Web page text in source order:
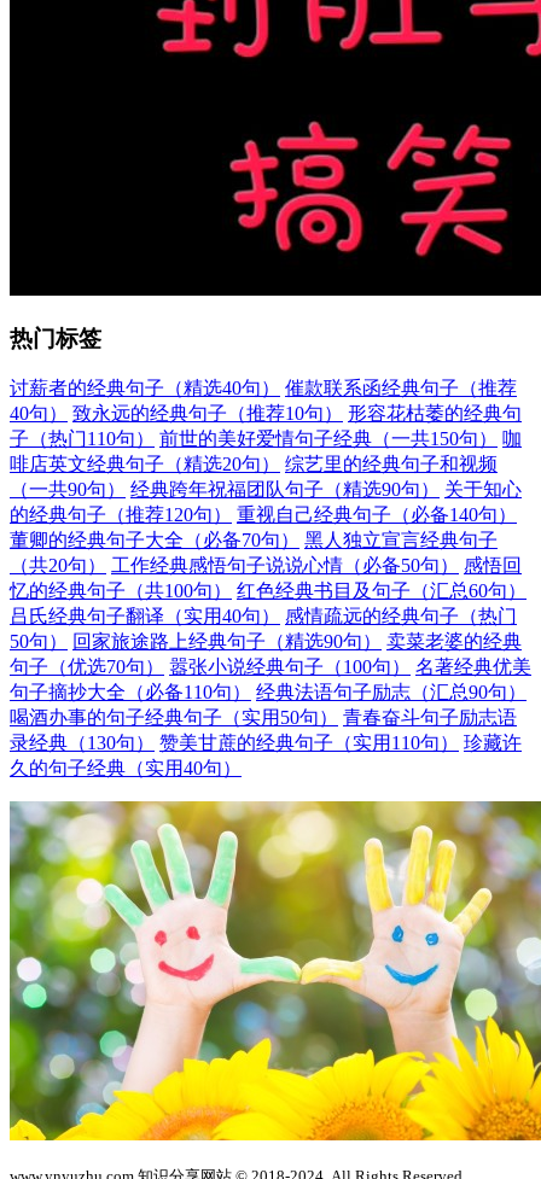
热门标签
讨薪者的经典句子（精选40句）
催款联系函经典句子（推荐
40句）
致永远的经典句子（推荐10句）
形容花枯萎的经典句
子（热门110句）
前世的美好爱情句子经典（一共150句）
咖
啡店英文经典句子（精选20句）
综艺里的经典句子和视频
（一共90句）
经典跨年祝福团队句子（精选90句）
关于知心
的经典句子（推荐120句）
重视自己经典句子（必备140句）
董卿的经典句子大全（必备70句）
黑人独立宣言经典句子
（共20句）
工作经典感悟句子说说心情（必备50句）
感悟回
忆的经典句子（共100句）
红色经典书目及句子（汇总60句）
吕氏经典句子翻译（实用40句）
感情疏远的经典句子（热门
50句）
回家旅途路上经典句子（精选90句）
卖菜老婆的经典
句子（优选70句）
嚣张小说经典句子（100句）
名著经典优美
句子摘抄大全（必备110句）
经典法语句子励志（汇总90句）
喝酒办事的句子经典句子（实用50句）
青春奋斗句子励志语
录经典（130句）
赞美甘蔗的经典句子（实用110句）
珍藏许
久的句子经典（实用40句）